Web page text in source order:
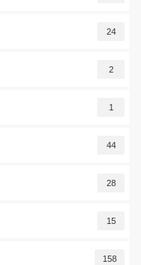
24
2
1
44
28
15
158